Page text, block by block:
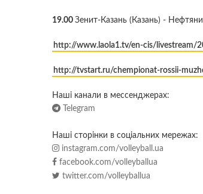
19.00 Зенит-Казань (Казань) -
http://www.laola1.tv/en-cis/livestream/
http://tvstart.ru/chempionat-rossii-
Наші канали в мессенджерах:
Telegram
Наші сторінки в соціальних мережах:
instagram.com/volleyball.ua
facebook.com/volleyballua
twitter.com/volleyballua